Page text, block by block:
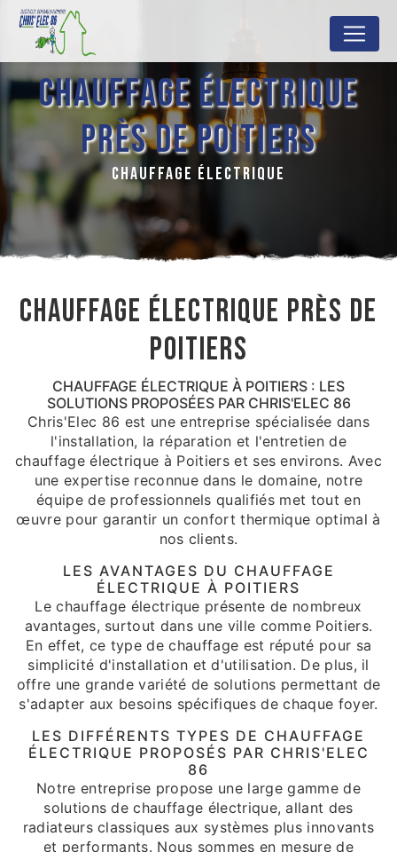
CHAUFFAGE ÉLECTRIQUE
PRÈS DE POITIERS
CHAUFFAGE ÉLECTRIQUE
CHAUFFAGE ÉLECTRIQUE PRÈS DE
POITIERS
CHAUFFAGE ÉLECTRIQUE À POITIERS : LES
SOLUTIONS PROPOSÉES PAR CHRIS'ELEC 86
Chris'Elec 86 est une entreprise spécialisée dans
l'installation, la réparation et l'entretien de
chauffage électrique à Poitiers et ses environs. Avec
une expertise reconnue dans le domaine, notre
équipe de professionnels qualifiés met tout en
œuvre pour garantir un confort thermique optimal à
nos clients.
LES AVANTAGES DU CHAUFFAGE
ÉLECTRIQUE À POITIERS
Le chauffage électrique présente de nombreux
avantages, surtout dans une ville comme Poitiers.
En effet, ce type de chauffage est réputé pour sa
simplicité d'installation et d'utilisation. De plus, il
offre une grande variété de solutions permettant de
s'adapter aux besoins spécifiques de chaque foyer.
LES DIFFÉRENTS TYPES DE CHAUFFAGE
ÉLECTRIQUE PROPOSÉS PAR CHRIS'ELEC
86
Notre entreprise propose une large gamme de
solutions de chauffage électrique, allant des
radiateurs classiques aux systèmes plus innovants
et performants. Nous sommes en mesure de
Panneau de gestion des cookies